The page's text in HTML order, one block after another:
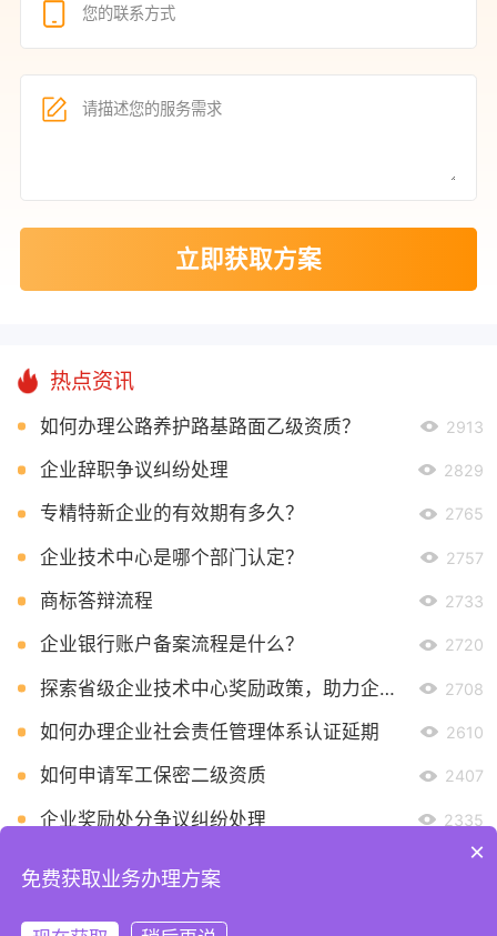
立即获取方案
热点资讯
如何办理公路养护路基路面乙级资质？ 2913
企业辞职争议纠纷处理 2829
专精特新企业的有效期有多久？ 2765
企业技术中心是哪个部门认定？ 2757
商标答辩流程 2733
企业银行账户备案流程是什么？ 2720
探索省级企业技术中心奖励政策，助力企业创新发展 2708
如何办理企业社会责任管理体系认证延期 2610
如何申请军工保密二级资质 2407
企业奖励处分争议纠纷处理 2335
×
免费获取业务办理方案